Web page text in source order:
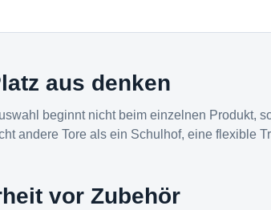
aus denken
beginnt nicht beim einzelnen Produkt,
andere Tore als ein Schulhof, eine flexible
vor Zubehör